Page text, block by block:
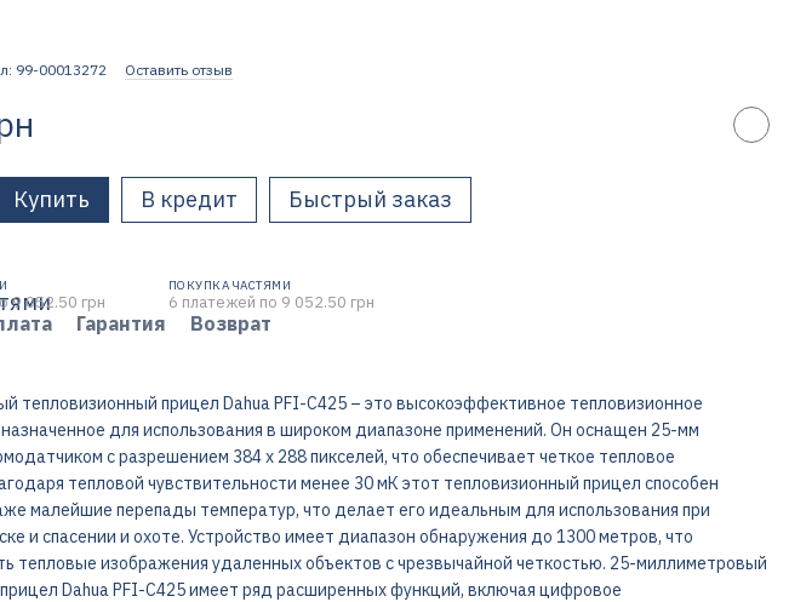
99-00013272 Оставить отзыв
Купить В кредит Быстрый заказ
9 052.50 грн
ПОКУПКА ЧАСТЯМИ
6 платежей по 9 052.50 грн
Гарантия
Возврат
тепловизионный прицел Dahua PFI-C425 – это высокоэффективное тепловизионное
для использования в широком диапазоне применений. Он оснащен 25-мм
с разрешением 384 x 288 пикселей, что обеспечивает четкое тепловое
тепловой чувствительности менее 30 мК этот тепловизионный прицел способен
малейшие перепады температур, что делает его идеальным для использования при
и спасении и охоте. Устройство имеет диапазон обнаружения до 1300 метров, что
тепловые изображения удаленных объектов с чрезвычайной четкостью. 25-миллиметровый
Dahua PFI-C425 имеет ряд расширенных функций, включая цифровое